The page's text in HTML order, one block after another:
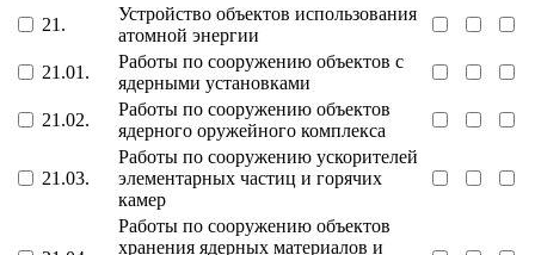
21.
Устройство объектов использования
атомной энергии
21.01.
Работы по сооружению объектов с
ядерными установками
21.02.
Работы по сооружению объектов
ядерного оружейного комплекса
21.03.
Работы по сооружению ускорителей
элементарных частиц и горячих
камер
Работы по сооружению объектов
хранения ядерных материалов и